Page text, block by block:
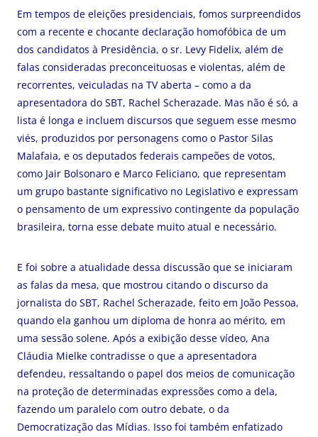
Em tempos de eleições presidenciais, fomos surpreendidos
com a recente e chocante declaração homofóbica de um
dos candidatos à Presidência, o sr. Levy Fidelix, além de
falas consideradas preconceituosas e violentas, além de
recorrentes, veiculadas na TV aberta – como a da
apresentadora do SBT, Rachel Scherazade. Mas não é só, a
lista é longa e incluem discursos que seguem esse mesmo
viés, produzidos por personagens como o Pastor Silas
Malafaia, e os deputados federais campeões de votos,
como Jair Bolsonaro e Marco Feliciano, que representam
um grupo bastante significativo no Legislativo e expressam
o pensamento de um expressivo contingente da população
brasileira, torna esse debate muito atual e necessário.
E foi sobre a atualidade dessa discussão que se iniciaram
as falas da mesa, que mostrou citando o discurso da
jornalista do SBT, Rachel Scherazade, feito em João Pessoa,
quando ela ganhou um diploma de honra ao mérito, em
uma sessão solene. Após a exibição desse vídeo, Ana
Cláudia Mielke contradisse o que a apresentadora
defendeu, ressaltando o papel dos meios de comunicação
na proteção de determinadas expressões como a dela,
fazendo um paralelo com outro debate, o da
Democratização das Mídias. Isso foi também enfatizado